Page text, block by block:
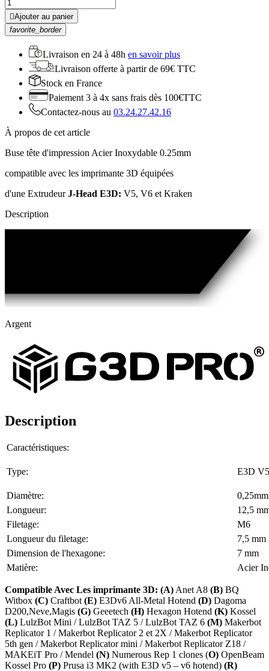
Ajouter au panier
favorite_border
Livraison en 24 à 48h en savoir plus
Livraison offerte à partir de 69€ TTC
Stock en France
Paiement 3 à 4x sans frais dès 100€TTC
Contactez-nous au 03.24.27.42.16
À propos de cet article
Buse tête d'impression Acier Inoxydable 0.25mm
compatible avec les imprimante 3D équipées
d'une ExtrudeurJ-Head E3D: V5, V6 et Kraken
Description
Argent
Description
Caractéristiques:
Type: E3D
Diamètre:
0,25mm
Longueur:
12,5
Filetage:
M6
Longueur du filetage:
7,5 mm
Dimension de l'hexagone:
7 mm
Matière:
Acier
Compatible Avec Les imprimante 3D: (A)Anet A8 (B) BQ
Witbox (C) Craftbot(E) E3Dv6 All-Metal Hotend (D) Dagoma
D200,Neve,Magis (G) Geeetech (H) Hexagon Hotend (K) Kossel
(L) LulzBot Mini / LulzBot TAZ 5 / LulzBot TAZ 6 (M) Makerbot
Replicator 1 / Makerbot Replicator 2 et 2X / Makerbot Replicator
5th gen / Makerbot Replicator mini / Makerbot Replicator Z18 /
MAKEiT Pro / Mendel (N) Numerous Rep 1 clones (O) OpenBeam
Kossel Pro (P) Prusa i3 MK2 (with E3D v5 – v6 hotend) (R)